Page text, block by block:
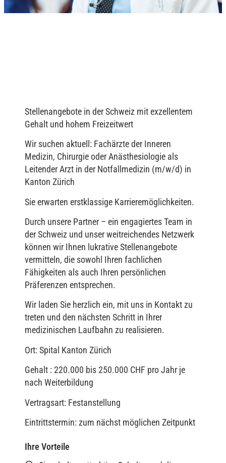
Stellenangebote in der Schweiz mit exzellentem
Gehalt und hohem Freizeitwert
Wir suchen aktuell: Fachärzte der Inneren
Medizin, Chirurgie oder Anästhesiologie als
Leitender Arzt in der Notfallmedizin (m/w/d) in
Kanton Zürich
Sie erwarten erstklassige Karrieremöglichkeiten.
Durch unsere Partner – ein engagiertes Team in
der Schweiz und unser weitreichendes Netzwerk
können wir Ihnen lukrative Stellenangebote
vermitteln, die sowohl Ihren fachlichen
Fähigkeiten als auch Ihren persönlichen
Präferenzen entsprechen.
Wir laden Sie herzlich ein, mit uns in Kontakt zu
treten und den nächsten Schritt in Ihrer
medizinischen Laufbahn zu realisieren.
Ort: Spital Kanton Zürich
Gehalt : 220.000 bis 250.000 CHF pro Jahr je
nach Weiterbildung
Vertragsart: Festanstellung
Eintrittstermin: zum nächst möglichen Zeitpunkt
Ihre Vorteile